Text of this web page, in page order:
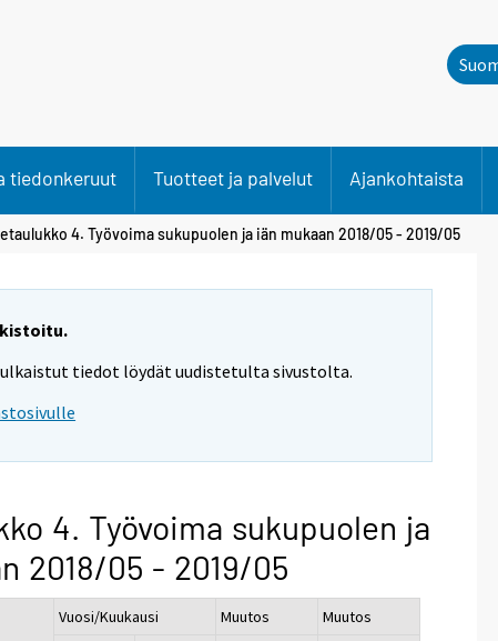
tiedonkeruut Tuotteet ja palvelut Ajankohtaista
4. Työvoima sukupuolen ja iän mukaan 2018/05 - 2019/05
julkaistut tiedot löydät uudistetulta sivustolta.
4. Työvoima sukupuolen ja
2018/05 - 2019/05
Vuosi/Kuukausi Muutos
Muutos